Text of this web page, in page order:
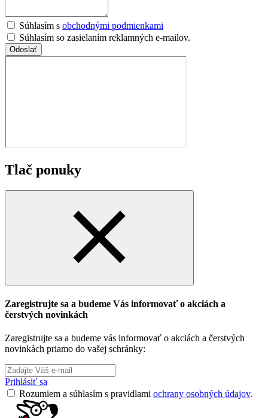
Súhlasím s obchodnými podmienkami
Súhlasím so zasielaním reklamných e-mailov.
Odoslať
Tlač ponuky
Zaregistrujte sa a budeme Vás informovať o akciách a
čerstvých novinkách
Zaregistrujte sa a budeme vás informovať o akciách a čerstvých
novinkách priamo do vašej schránky:
Prihlásiť sa
Rozumiem a súhlasím s pravidlami ochrany osobných údajov.